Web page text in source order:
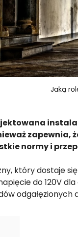
Jaką
zapewnia,
normy i
który dostaje
do 120V